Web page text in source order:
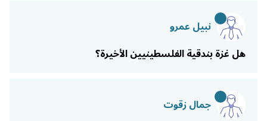
نبيل عمرو
هل غزة بندقية الفلسطينيين الأخيرة؟
جمال زقوت